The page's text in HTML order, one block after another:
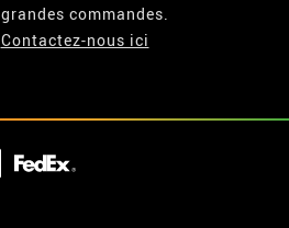
grandes commandes.
Contactez-nous ici